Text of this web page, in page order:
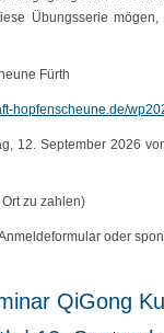
Übungsserie mögen,
Fürth
hopfenscheune.de/
2026 von
zu zahlen)
oder
QiGong